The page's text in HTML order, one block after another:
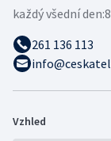
každý všední den:
261 136 113
Vzhled